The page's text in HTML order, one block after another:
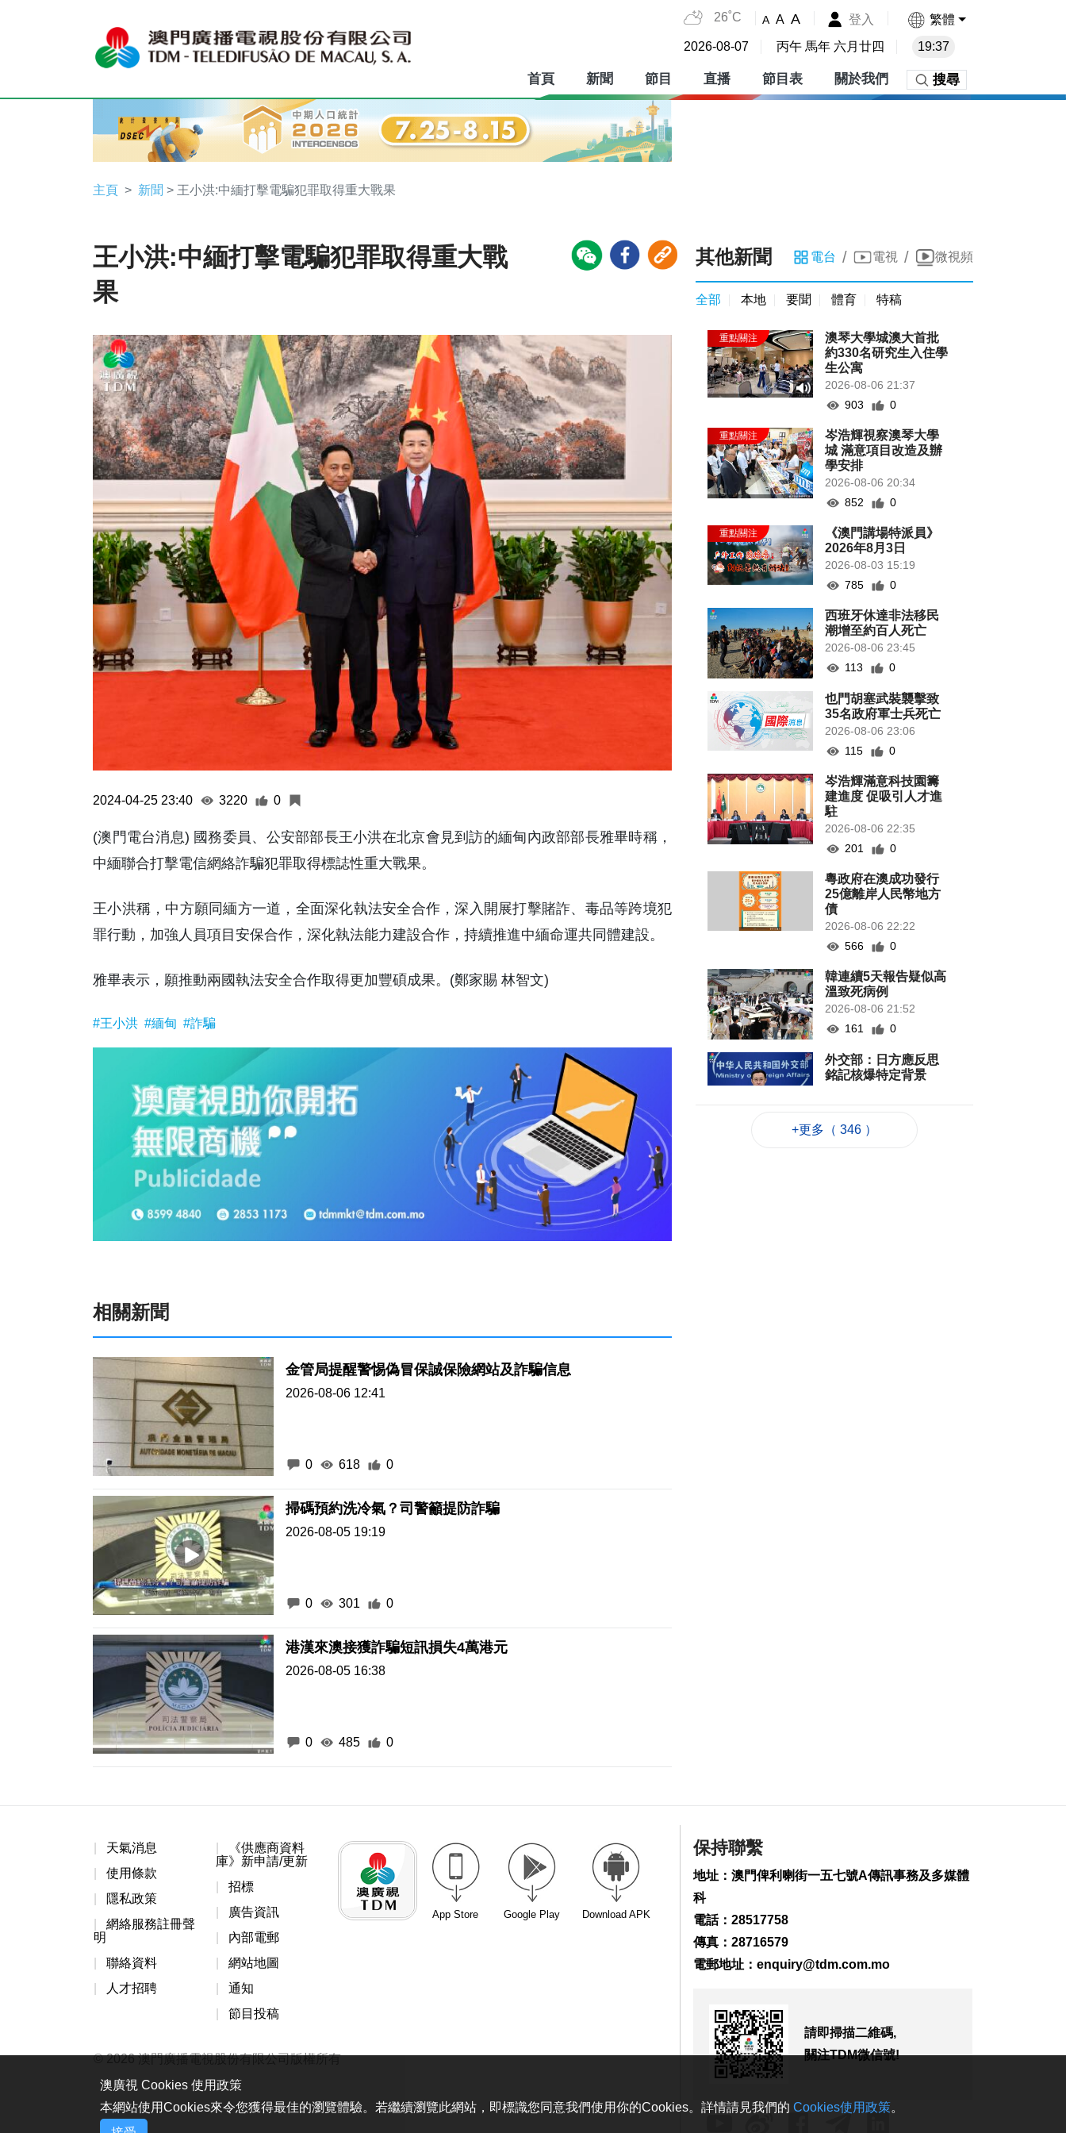
26˚C A A A 登入 繁體
2026-08-07 丙午 馬年 六月廿四 19:37
首頁 新聞 節目 直播 節目表 關於我們 搜尋
主頁 新聞 > 王小洪:中緬打擊電騙犯罪取得重大戰果
王小洪:中緬打擊電騙犯罪取得重大戰
果
2024-04-25 23:40 3220 0
(澳門電台消息) 國務委員、公安部部長王小洪在北京會見到訪的緬甸內政部部長雅畢時稱，
中緬聯合打擊電信網絡詐騙犯罪取得標誌性重大戰果。
王小洪稱，中方願同緬方一道，全面深化執法安全合作，深入開展打擊賭詐、毒品等跨境犯
罪行動，加強人員項目安保合作，深化執法能力建設合作，持續推進中緬命運共同體建設。
雅畢表示，願推動兩國執法安全合作取得更加豐碩成果。(鄭家賜 林智文)
#王小洪 #緬甸 #詐騙
相關新聞
金管局提醒警惕偽冒保誠保險網站及詐騙信息
2026-08-06 12:41
0 618 0
掃碼預約洗冷氣？司警籲提防詐騙
2026-08-05 19:19
0 301 0
港漢來澳接獲詐騙短訊損失4萬港元
2026-08-05 16:38
0 485 0
其他新聞 電台 / 電視 / 微視頻
全部 本地 要聞 體育 特稿
澳琴大學城澳大首批
約330名研究生入住學
生公寓
2026-08-06 21:37
903
0
岑浩輝視察澳琴大學
城 滿意項目改造及辦
學安排
2026-08-06 20:34
852
0
《澳門講場特派員》
2026年8月3日
2026-08-03 15:19
785
0
西班牙休達非法移民
潮增至約百人死亡
2026-08-06 23:45
113
0
也門胡塞武裝襲擊致
35名政府軍士兵死亡
2026-08-06 23:06
115
0
岑浩輝滿意科技園籌
建進度 促吸引人才進
駐
2026-08-06 22:35
201
0
粵政府在澳成功發行
25億離岸人民幣地方
債
2026-08-06 22:22
566
0
韓連續5天報告疑似高
溫致死病例
2026-08-06 21:52
161
0
外交部：日方應反思
銘記核爆特定背景
219
0
323
143
0
2026-08-06 17:38
+更多（ 346 ）
天氣消息
使用條款
隱私政策
網絡服務註冊聲
明
聯絡資料
人才招聘
《供應商資料
庫》新申請/更新
招標
廣告資訊
內部電郵
網站地圖
通知
節目投稿
App Store Google Play Download APK
© 2026 澳門廣播電視股份有限公司版權所有
保持聯繫
地址：澳門俾利喇街一五七號A傳訊事務及多媒體
科
電話：28517758
傳真：28716579
電郵地址： enquiry@tdm.com.mo
請即掃描二維碼,
關注TDM微信號!
澳廣視 Cookies 使用政策
本網站使用Cookies來令您獲得最佳的瀏覽體驗。若繼續瀏覽此網站，即標識您同意我們使用你的Cookies。詳情請見我們的 Cookies使用政策。